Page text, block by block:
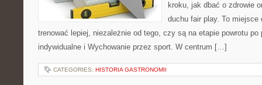
kroku, jak dbać o zdrowie
duchu fair play. To
trenować lepiej, niezależnie od tego, czy są na etapie powrotu
indywidualne i Wychowanie przez sport. W centrum […]
CATEGORIES: HISTORIA GASTRONOMII